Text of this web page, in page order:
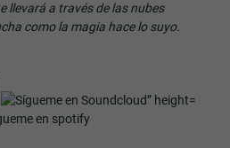
llevará a través de las nubes
como la magia hace lo suyo.